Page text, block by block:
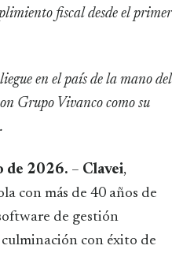
fiscal desde el primer
en el país de la mano del
Grupo Vivanco como su
de 2026. – Clavei,
con más de 40 años de
de gestión
con éxito de